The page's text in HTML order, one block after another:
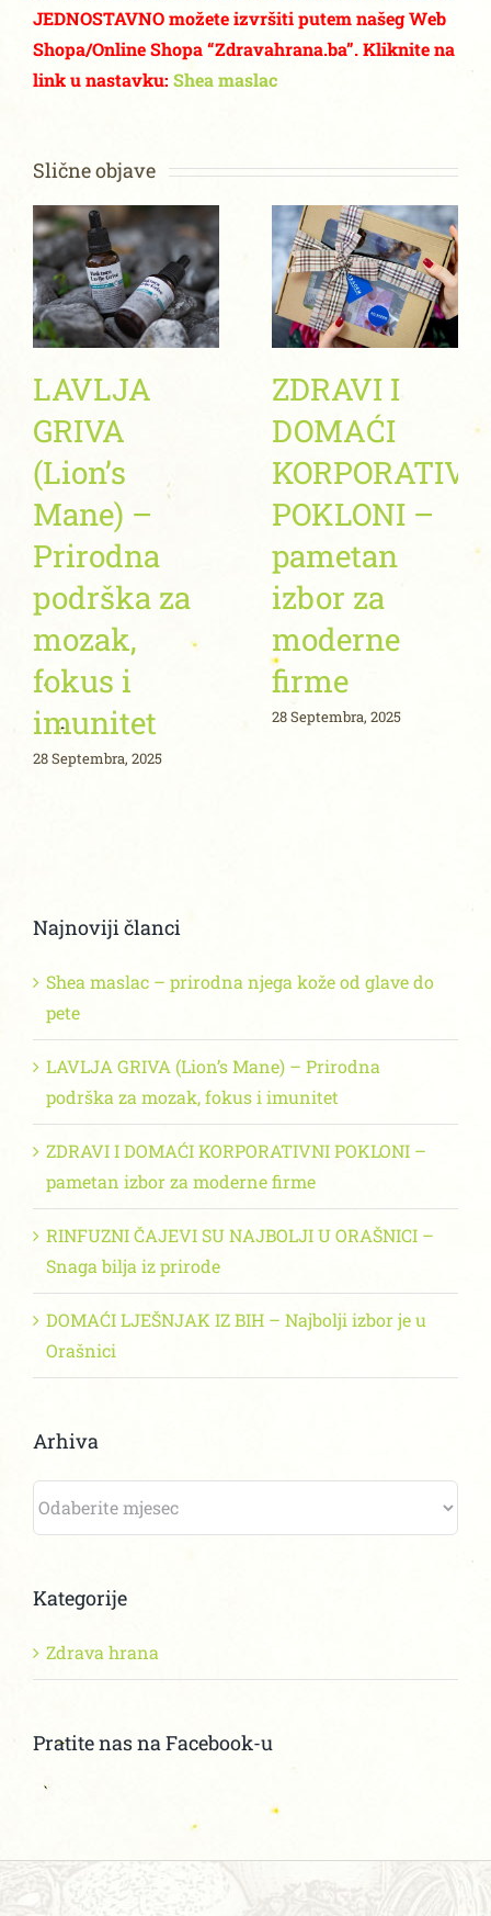
JEDNOSTAVNO možete izvršiti putem našeg Web
Shopa/Online Shopa “Zdravahrana.ba”. Kliknite na
link u nastavku: Shea maslac
Slične objave
LAVLJA
GRIVA
(Lion’s
Mane) –
Prirodna
podrška za
mozak,
fokus i
imunitet
28 Septembra, 2025
ZDRAVI I
DOMAĆI
POKLONI –
pametan
izbor za
moderne
firme
28 Septembra, 2025
Najnoviji članci
Shea maslac – prirodna njega kože od glave do
pete
LAVLJA GRIVA (Lion’s Mane) – Prirodna
podrška za mozak, fokus i imunitet
ZDRAVI I DOMAĆI KORPORATIVNI POKLONI –
pametan izbor za moderne firme
RINFUZNI ČAJEVI SU NAJBOLJI U ORAŠNICI –
Snaga bilja iz prirode
DOMAĆI LJEŠNJAK IZ BIH – Najbolji izbor je u
Orašnici
Arhiva
Kategorije
Zdrava hrana
Pratite nas na Facebook-u